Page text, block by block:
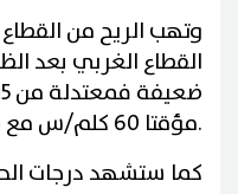
وتهب الريح من
القطاع الغربي بعد
مؤقتا 60 كلم/س مع ظهور السحب الرعدية.
كما ستشهد درجات